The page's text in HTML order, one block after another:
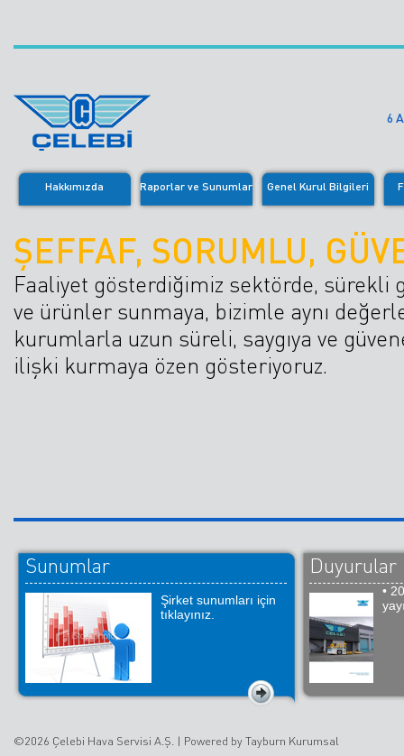
6
Hakkımızda Raporlar ve Sunumlar Genel Kurul Bilgileri
ŞEFFAF, SORUMLU,
Faaliyet gösterdiğimiz sektörde, sürekli
ve ürünler sunmaya, bizimle aynı
kurumlarla uzun süreli, saygıya ve
ilişki kurmaya özen gösteriyoruz.
Sunumlar
Şirket sunumları için
tıklayınız.
Duyurular
•
©2026 Çelebi Hava Servisi A.Ş. | Powered by Tayburn Kurumsal